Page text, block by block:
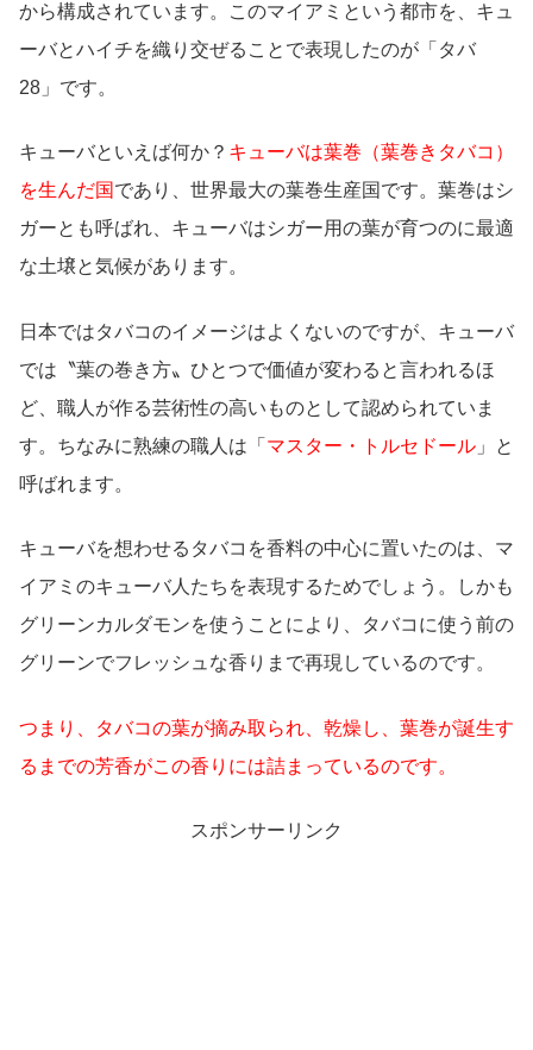
から構成されています。このマイアミという都市を、キュ
ーバとハイチを織り交ぜることで表現したのが「タバ
28」です。
キューバといえば何か？ キューバは葉巻（葉巻きタバコ）
を生んだ国であり、世界最大の葉巻生産国です。葉巻はシ
ガーとも呼ばれ、キューバはシガー用の葉が育つのに最適
な土壌と気候があります。
日本ではタバコのイメージはよくないのですが、キューバ
では〝葉の巻き方〟ひとつで価値が変わると言われるほ
ど、職人が作る芸術性の高いものとして認められていま
す。ちなみに熟練の職人は「 マスター・トルセドール 」と
呼ばれます。
キューバを想わせるタバコを香料の中心に置いたのは、マ
イアミのキューバ人たちを表現するためでしょう。しかも
グリーンカルダモンを使うことにより、タバコに使う前の
グリーンでフレッシュな香りまで再現しているのです。
つまり、タバコの葉が摘み取られ、乾燥し、葉巻が誕生す
るまでの芳香がこの香りには詰まっているのです。
スポンサーリンク